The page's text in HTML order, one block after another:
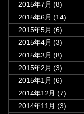
2015年7月 (8)
2015年6月 (14)
2015年5月 (6)
2015年4月 (3)
2015年3月 (8)
2015年2月 (3)
2015年1月 (6)
2014年12月 (7)
2014年11月 (3)